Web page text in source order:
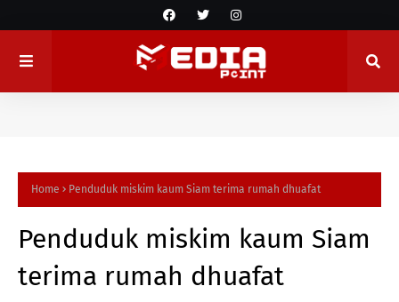
Home Penduduk miskim kaum Siam terima rumah dhuafat
Penduduk miskim kaum Siam
terima rumah dhuafat